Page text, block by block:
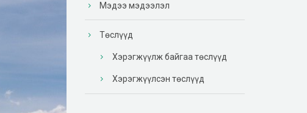
Мэдээ мэдээлэл
Төслүүд
Хэрэгжүүлж байгаа төслүүд
Хэрэгжүүлсэн төслүүд